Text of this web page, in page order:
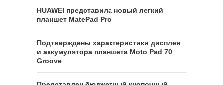
HUAWEI представила новый легкий
планшет MatePad Pro
Подтверждены характеристики дисплея
и аккумулятора планшета Moto Pad 70
Groove